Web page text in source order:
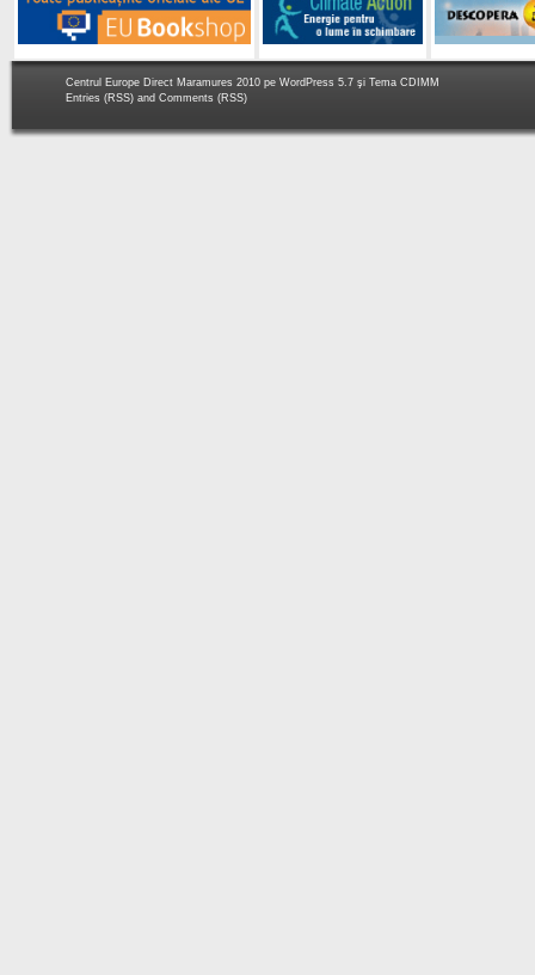
Centrul Europe Direct Maramures 2010 pe WordPress 5.7 şi Tema CDIMM
Entries (RSS) and Comments (RSS)